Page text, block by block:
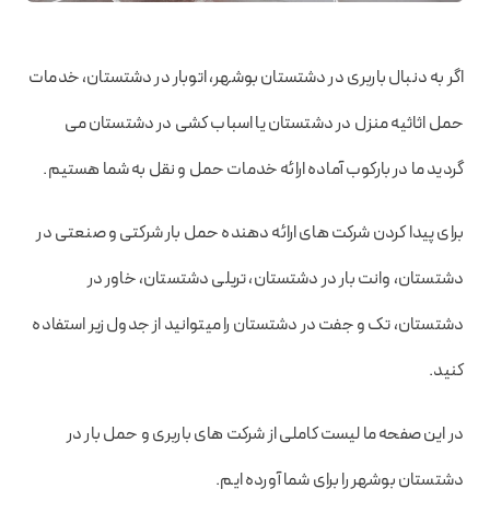
اگر به دنبال باربری در دشتستان بوشهر، اتوبار در دشتستان، خدمات
حمل اثاثیه منزل در دشتستان یا اسباب کشی در دشتستان می
گردید ما در بارکوب آماده ارائه خدمات حمل و نقل به شما هستیم.
برای پیدا کردن شرکت های ارائه دهنده حمل بار شرکتی و صنعتی در
دشتستان، وانت بار در دشتستان، تریلی دشتستان، خاور در
دشتستان، تک و جفت در دشتستان را میتوانید از جدول زیر استفاده
کنید.
در این صفحه ما لیست کاملی از شرکت های باربری و حمل بار در
دشتستان بوشهر را برای شما آورده ایم.